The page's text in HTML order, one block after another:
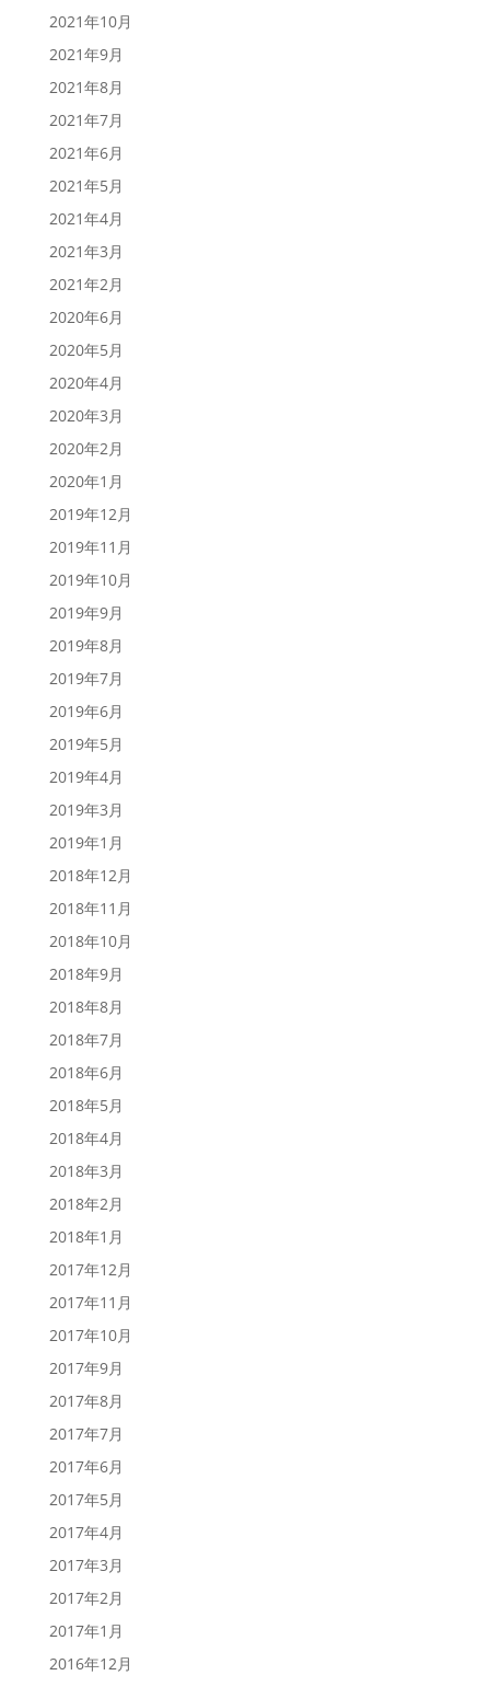
2021年10月
2021年9月
2021年8月
2021年7月
2021年6月
2021年5月
2021年4月
2021年3月
2021年2月
2020年6月
2020年5月
2020年4月
2020年3月
2020年2月
2020年1月
2019年12月
2019年11月
2019年10月
2019年9月
2019年8月
2019年7月
2019年6月
2019年5月
2019年4月
2019年3月
2019年1月
2018年12月
2018年11月
2018年10月
2018年9月
2018年8月
2018年7月
2018年6月
2018年5月
2018年4月
2018年3月
2018年2月
2018年1月
2017年12月
2017年11月
2017年10月
2017年9月
2017年8月
2017年7月
2017年6月
2017年5月
2017年4月
2017年3月
2017年2月
2017年1月
2016年12月